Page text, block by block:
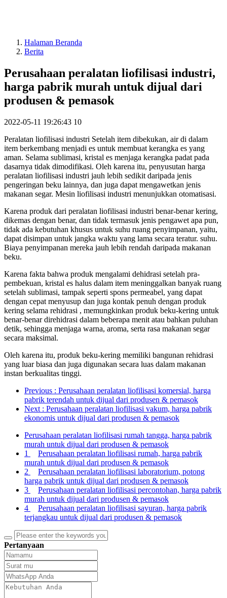
Halaman Beranda
Berita
Perusahaan peralatan liofilisasi industri,
harga pabrik murah untuk dijual dari
produsen & pemasok
2022-05-11 19:26:43 10
Peralatan liofilisasi industri Setelah item dibekukan, air di dalam
item berkembang menjadi es untuk membuat kerangka es yang
aman. Selama sublimasi, kristal es menjaga kerangka padat pada
dasarnya tidak dimodifikasi. Oleh karena itu, penyusutan harga
peralatan liofilisasi industri jauh lebih sedikit daripada jenis
pengeringan beku lainnya, dan juga dapat mengawetkan jenis
makanan segar. Mesin liofilisasi industri menunjukkan otomatisasi.
Karena produk dari peralatan liofilisasi industri benar-benar kering,
dikemas dengan benar, dan tidak termasuk jenis pengawet apa pun,
tidak ada kebutuhan khusus untuk suhu ruang penyimpanan, yaitu,
dapat disimpan untuk jangka waktu yang lama secara teratur. suhu.
Biaya penyimpanan mereka jauh lebih rendah daripada makanan
beku.
Karena fakta bahwa produk mengalami dehidrasi setelah pra-
pembekuan, kristal es halus dalam item meninggalkan banyak ruang
setelah sublimasi, tampak seperti spons permeabel, yang dapat
dengan cepat menyusup dan juga kontak penuh dengan produk
kering selama rehidrasi , memungkinkan produk beku-kering untuk
benar-benar direhidrasi dalam beberapa menit atau bahkan puluhan
detik, sehingga menjaga warna, aroma, serta rasa makanan segar
secara maksimal.
Oleh karena itu, produk beku-kering memiliki bangunan rehidrasi
yang luar biasa dan juga digunakan secara luas dalam makanan
instan berkualitas tinggi.
Previous : Perusahaan peralatan liofilisasi komersial, harga
pabrik terendah untuk dijual dari produsen & pemasok
Next : Perusahaan peralatan liofilisasi vakum, harga pabrik
ekonomis untuk dijual dari produsen & pemasok
Perusahaan peralatan liofilisasi rumah tangga, harga pabrik
murah untuk dijual dari produsen & pemasok
1
Perusahaan peralatan liofilisasi rumah, harga pabrik
murah untuk dijual dari produsen & pemasok
2
Perusahaan peralatan liofilisasi laboratorium, potong
harga pabrik untuk dijual dari produsen & pemasok
3
Perusahaan peralatan liofilisasi percontohan, harga pabrik
murah untuk dijual dari produsen & pemasok
4
Perusahaan peralatan liofilisasi sayuran, harga pabrik
terjangkau untuk dijual dari produsen & pemasok
Pertanyaan